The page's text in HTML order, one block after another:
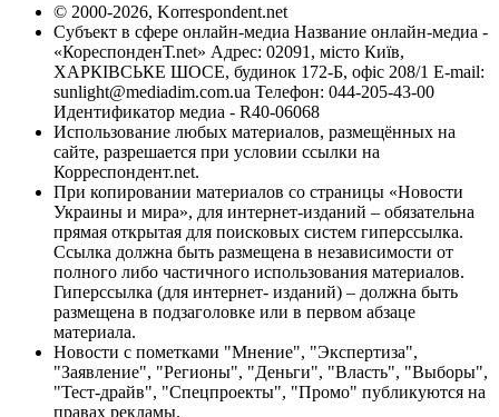
© 2000-2026, Korrespondent.net
Субъект в сфере онлайн-медиа Название онлайн-медиа -
«КореспонденТ.net» Адрес: 02091, місто Київ,
ХАРКІВСЬКЕ ШОСЕ, будинок 172-Б, офіс 208/1 E-mail:
sunlight@mediadim.com.ua Телефон: 044-205-43-00
Идентификатор медиа - R40-06068
Использование любых материалов, размещённых на
сайте, разрешается при условии ссылки на
Корреспондент.net.
При копировании материалов со страницы «Новости
Украины и мира», для интернет-изданий – обязательна
прямая открытая для поисковых систем гиперссылка.
Ссылка должна быть размещена в независимости от
полного либо частичного использования материалов.
Гиперссылка (для интернет- изданий) – должна быть
размещена в подзаголовке или в первом абзаце
материала.
Новости с пометками "Мнение", "Экспертиза",
"Заявление", "Регионы", "Деньги", "Власть", "Выборы",
"Тест-драйв", "Спецпроекты", "Промо" публикуются на
правах рекламы.